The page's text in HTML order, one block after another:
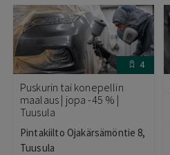
4
Puskurin tai konepellin
maalaus | jopa -45 % |
Tuusula
Pintakiilto Ojakärsämöntie 8,
Tuusula